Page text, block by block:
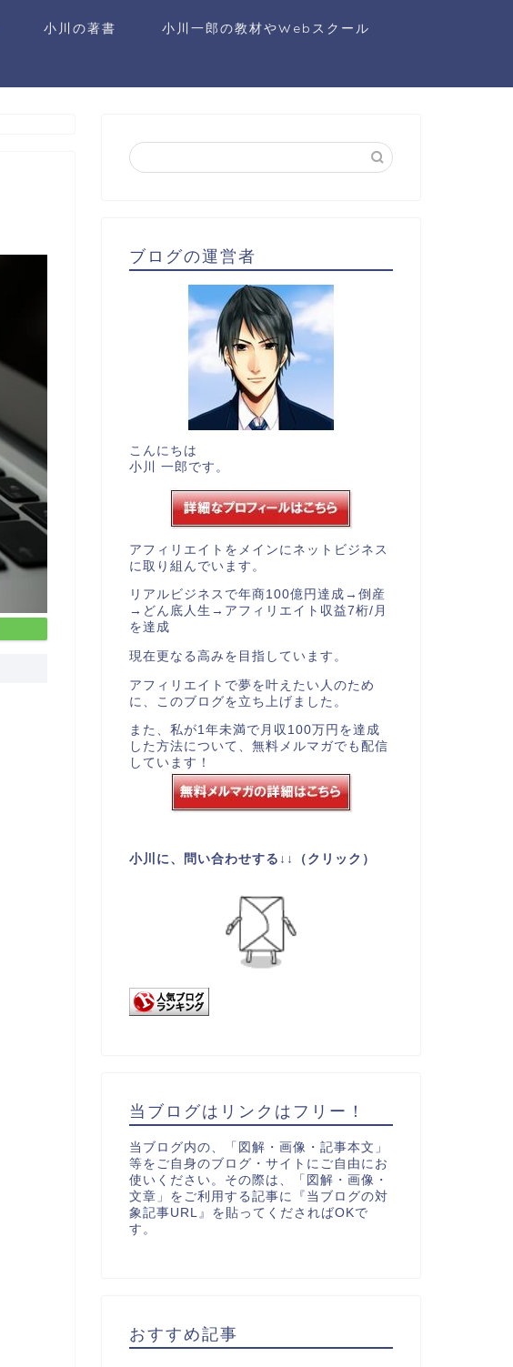
小川の著書 小川一郎の教材やWebスクール
ブログの運営者
こんにちは
小川 一郎です。
アフィリエイトをメインにネットビジネス
に取り組んでいます。
リアルビジネスで年商100億円達成→倒産
→どん底人生→アフィリエイト収益7桁/月
を達成
現在更なる高みを目指しています。
アフィリエイトで夢を叶えたい人のため
に、このブログを立ち上げました。
また、私が1年未満で月収100万円を達成
した方法について、 無料メルマガでも配信
しています！
小川に、問い合わせする↓↓（クリック）
当ブログはリンクはフリー！
当ブログ内の、「図解・画像・記事本文」
等をご自身のブログ・サイトにご自由にお
使いください。その際は、「図解・画像・
文章」をご利用する記事に『当ブログの対
象記事URL』を貼ってくださればOKで
す。
おすすめ記事